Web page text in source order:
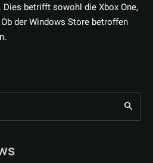
betrifft sowohl die Xbox One,
der Windows Store betroffen